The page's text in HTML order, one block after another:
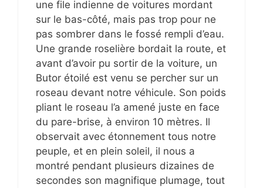
une file indienne de voitures mordant
sur le bas-côté, mais pas trop pour ne
pas sombrer dans le fossé rempli d’eau.
Une grande roselière bordait la route, et
avant d’avoir pu sortir de la voiture, un
Butor étoilé est venu se percher sur un
roseau devant notre véhicule. Son poids
pliant le roseau l’a amené juste en face
du pare-brise, à environ 10 mètres. Il
observait avec étonnement tous notre
peuple, et en plein soleil, il nous a
montré pendant plusieurs dizaines de
secondes son magnifique plumage, tout